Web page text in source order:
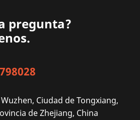
pregunta?
Ciudad de Tongxiang,
de Zhejiang, China